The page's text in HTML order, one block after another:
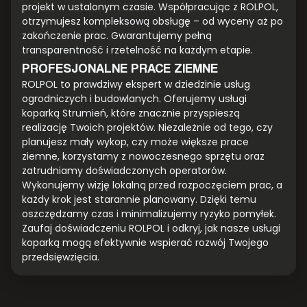
projekt w ustalonym czasie. Współpracując z ROLPOL,
otrzymujesz kompleksową obsługę – od wyceny aż po
zakończenie prac. Gwarantujemy pełną
transparentność i rzetelność na każdym etapie.
PROFESJONALNE PRACE ZIEMNE
ROLPOL to prawdziwy ekspert w dziedzinie usług
ogrodniczych i budowlanych. Oferujemy usługi
koparką Strumień, które znacznie przyspieszą
realizację Twoich projektów. Niezależnie od tego, czy
planujesz mały wykop, czy może większe prace
ziemne, korzystamy z nowoczesnego sprzętu oraz
zatrudniamy doświadczonych operatorów.
Wykonujemy wizję lokalną przed rozpoczęciem prac, a
każdy krok jest starannie planowany. Dzięki temu
oszczędzamy czas i minimalizujemy ryzyko pomyłek.
Zaufaj doświadczeniu ROLPOL i odkryj, jak nasze usługi
koparką mogą efektywnie wspierać rozwój Twojego
przedsięwzięcia.